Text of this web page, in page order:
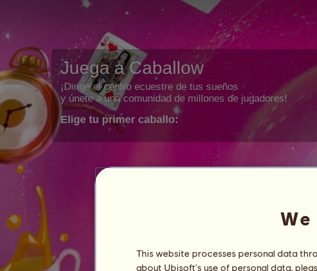
Juega a Caballow
¡Dirige el centro ecuestre de tus sueños
y únete a una comunidad de millones de jugadores!
Elige tu primer caballo:
This website processes personal data
about Ubisoft's use of personal data,